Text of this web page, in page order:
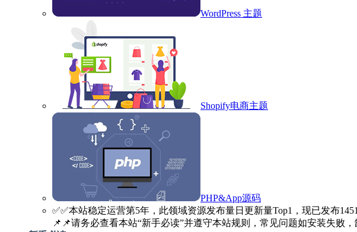
WordPress 主题
Shopify电商主题
PHP&App源码
✅️✅️本站稳定运营第5年，此领域资源发布量日更新量Top1，现已发布
📌📌请务必查看本站“新手必读”并遵守本站规则，常见问题如安装失败，